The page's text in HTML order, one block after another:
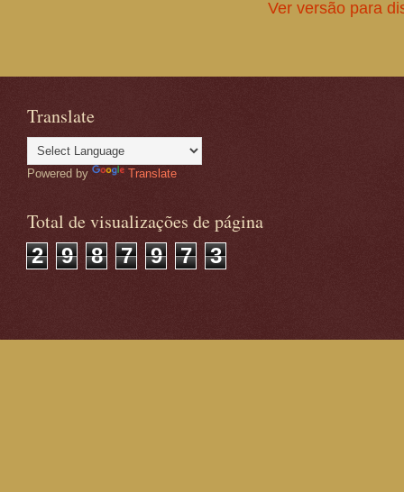
Ver versão para
Translate
Powered by Translate
Total de visualizações de página
2
9 8 7 9 7 3